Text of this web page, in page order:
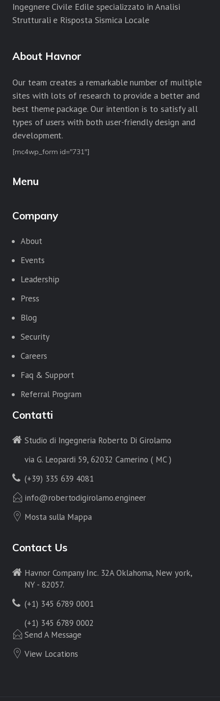
Ingegnere Civile Edile specializzato in Analisi
Strutturali e Risposta Sismica Locale
About Havnor
Our team creates a remarkable number of multiple
sites with lots of research to provide a better and
best theme package. Our intention is to satisfy all
types of users with both user-friendly design and
development.
[mc4wp_form id="731"]
Menu
Company
About
Events
Leadership
Press
Blog
Security
Careers
Faq & Support
Referral Program
Contatti
Studio di Ingegneria Roberto Di Girolamo
via G. Leopardi 59, 62032 Camerino ( MC )
(+39) 335 639 4081
info@robertodigirolamo.engineer
Mosta sulla Mappa
Contact Us
Havnor Company Inc. 32A Oklahoma, New york,
NY - 82057.
(+1) 345 6789 0001
(+1) 345 6789 0002
Send A Message
View Locations